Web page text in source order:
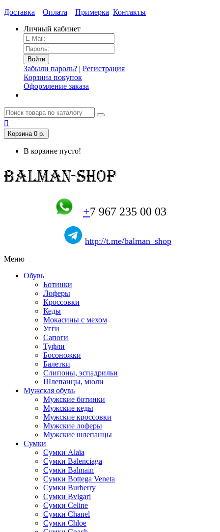
Доставка Оплата Примерка Контакты
Личный кабинет
Забыли пароль? | Регистрация
Корзина покупок
Оформление заказа
Корзина 0 р.
В корзине пусто!
+7 967 235 00 03
http://t.me/balman_shop
Меню
Обувь
Ботинки
Лоферы
Кроссовки
Кеды
Мокасины с мехом
Угги
Сапоги
Туфли
Босоножки
Балетки
Слипоны, эспадрильи
Шлепанцы, мюли
Мужская обувь
Мужские ботинки
Мужские кеды
Мужские кроссовки
Мужские лоферы
Мужские шлепанцы
Сумки
Cумки Alaïa
Сумки Balenciaga
Сумки Balmain
Сумки Bottega Veneta
Сумки Burberry
Сумки Bvlgari
Сумки Celine
Сумки Chanel
Сумки Chloe